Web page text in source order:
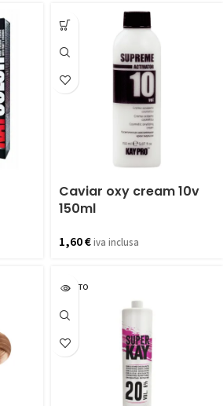
Caviar oxy cream 10v
150ml
1,60€iva inclusa
ESAURITO